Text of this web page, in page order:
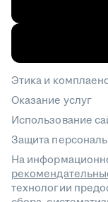
Этика и
Оказание услуг
Использование
Защита
На
технологии